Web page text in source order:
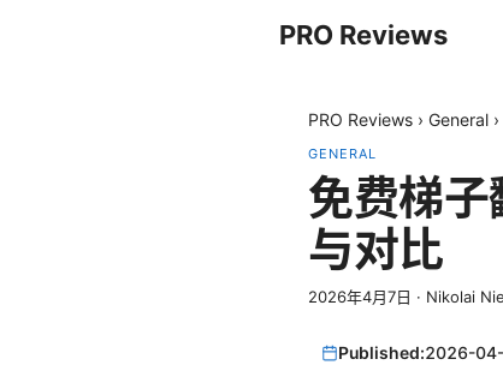
PRO Reviews
PRO Reviews › General ›
GENERAL
免费梯
与对比
2026年4月7日 · Nikolai
Published:2026-